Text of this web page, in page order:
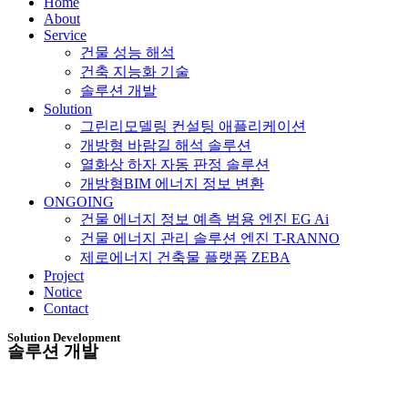
About
Service
건물 성능 해석
건축 지능화 기술
솔루션 개발
Solution
그린리모델링 컨설팅 애플리케이션
개방형 바람길 해석 솔루션
열화상 하자 자동 판정 솔루션
개방형BIM 에너지 정보 변환
ONGOING
건물 에너지 정보 예측 범용 엔진 EG Ai
건물 에너지 관리 솔루션 엔진 T-RANNO
제로에너지 건축물 플랫폼 ZEBA
Project
Notice
Contact
Solution Development
솔루션 개발